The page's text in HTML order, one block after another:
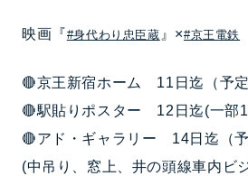
映画『#身代わり忠臣蔵 』×#京王電鉄
🔴京王新宿ホーム 11日迄（予定
🔴駅貼りポスター 12日迄(一部
🔴アド・ギャラリー 14日迄（予
(中吊り、窓上、井の頭線車内ビ